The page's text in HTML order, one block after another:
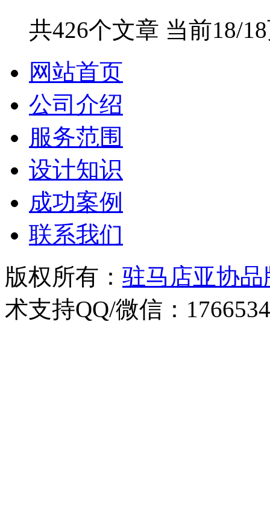
共426个文章 当前18/
网站首页
公司介绍
服务范围
设计知识
成功案例
联系我们
版权所有： 驻马店亚协
术支持QQ/微信：